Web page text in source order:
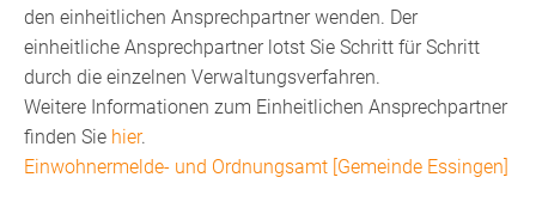
den einheitlichen Ansprechpartner wenden. Der
einheitliche Ansprechpartner lotst Sie Schritt für Schritt
durch die einzelnen Verwaltungsverfahren.
Weitere Informationen zum Einheitlichen Ansprechpartner
finden Sie hier.
Einwohnermelde- und Ordnungsamt [Gemeinde Essingen]